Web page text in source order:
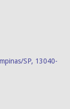
SP, 13040-